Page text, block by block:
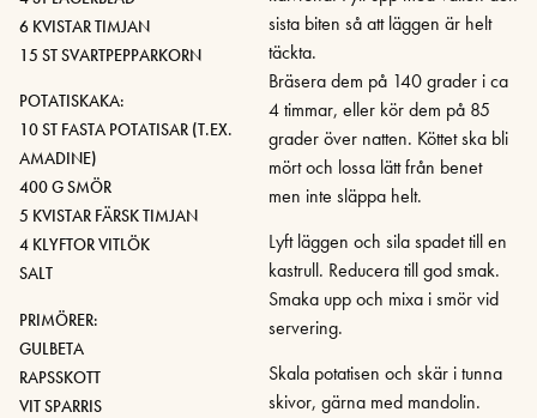
6 KVISTAR TIMJAN
15 ST SVARTPEPPARKORN
POTATISKAKA:
10 ST FASTA POTATISAR (T.EX.
AMADINE)
400 G SMÖR
5 KVISTAR FÄRSK TIMJAN
4 KLYFTOR VITLÖK
SALT
PRIMÖRER:
GULBETA
RAPSSKOTT
VIT SPARRIS
sista biten så att läggen är helt
täckta.
Bräsera dem på 140 grader i ca
4 timmar, eller kör dem på 85
grader över natten. Köttet ska bli
mört och lossa lätt från benet
men inte släppa helt.
Lyft läggen och sila spadet till en
kastrull. Reducera till god smak.
Smaka upp och mixa i smör vid
servering.
Skala potatisen och skär i tunna
skivor, gärna med mandolin.